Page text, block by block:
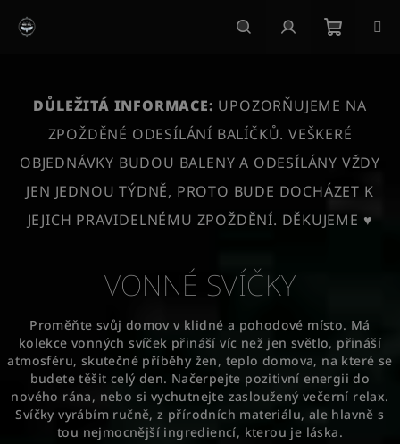
košík
DŮLEŽITÁ INFORMACE: UPOZORŇUJEME NA
ZPOŽDĚNÉ ODESÍLÁNÍ BALÍČKŮ. VEŠKERÉ
OBJEDNÁVKY BUDOU BALENY A ODESÍLÁNY VŽDY
JEN JEDNOU TÝDNĚ, PROTO BUDE DOCHÁZET K
JEJICH PRAVIDELNÉMU ZPOŽDĚNÍ. DĚKUJEME ♥
VONNÉ SVÍČKY
Proměňte svůj domov v klidné a pohodové místo. Má
kolekce vonných svíček přináší víc než jen světlo, přináší
atmosféru, skutečné příběhy žen, teplo domova, na které se
budete těšit celý den. Načerpejte pozitivní energii do
nového rána, nebo si vychutnejte zasloužený večerní relax.
Svíčky vyrábím ručně, z přírodních materiálu, ale hlavně s
tou nejmocnější ingrediencí, kterou je láska.